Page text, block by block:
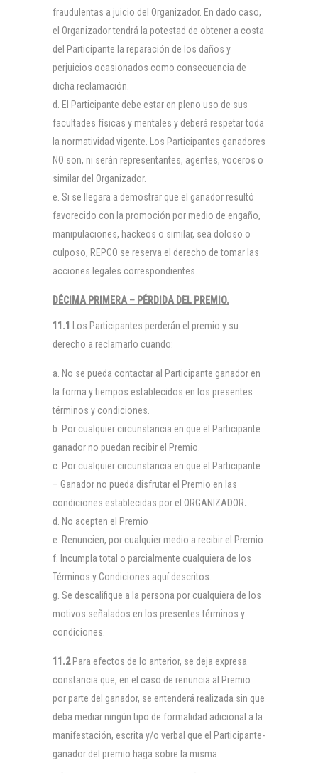
fraudulentas a juicio del Organizador. En dado caso,
el Organizador tendrá la potestad de obtener a costa
del Participante la reparación de los daños y
perjuicios ocasionados como consecuencia de
dicha reclamación.
El Participante debe estar en pleno uso de sus
facultades físicas y mentales y deberá respetar toda
la normatividad vigente. Los Participantes ganadores
NO son, ni serán representantes, agentes, voceros o
similar del Organizador.
Si se llegara a demostrar que el ganador resultó
favorecido con la promoción por medio de engaño,
manipulaciones, hackeos o similar, sea doloso o
culposo, REPCO se reserva el derecho de tomar las
acciones legales correspondientes.
DÉCIMA PRIMERA – PÉRDIDA DEL PREMIO.
11.1
Los Participantes perderán el premio y su
derecho a reclamarlo cuando:
No se pueda contactar al Participante ganador en
la forma y tiempos establecidos en los presentes
términos y condiciones.
Por cualquier circunstancia en que el Participante
ganador no puedan recibir el Premio.
Por cualquier circunstancia en que el Participante
– Ganador no pueda disfrutar el Premio en las
condiciones establecidas por el ORGANIZADOR.
No acepten el Premio
Renuncien, por cualquier medio a recibir el Premio
Incumpla total o parcialmente cualquiera de los
Términos y Condiciones aquí descritos.
Se descalifique a la persona por cualquiera de los
motivos señalados en los presentes términos y
condiciones.
11.2Para efectos de lo anterior, se deja expresa
constancia que, en el caso de renuncia al Premio
por parte del ganador, se entenderá realizada sin que
deba mediar ningún tipo de formalidad adicional a la
manifestación, escrita y/o verbal que el Participante-
ganador del premio haga sobre la misma.